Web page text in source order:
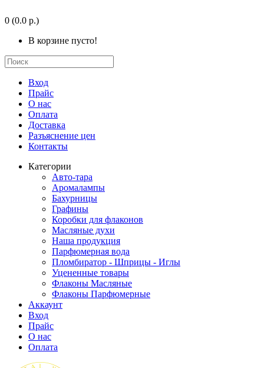
0 (0.0 р.)
В корзине пусто!
Вход
Прайс
О нас
Оплата
Доставка
Разъяснение цен
Контакты
Категории
Авто-тара
Аромалампы
Бахурницы
Графины
Коробки для флаконов
Масляные духи
Наша продукция
Парфюмерная вода
Пломбиратор - Шприцы - Иглы
Уцененные товары
Флаконы Масляные
Флаконы Парфюмерные
Аккаунт
Вход
Прайс
О нас
Оплата